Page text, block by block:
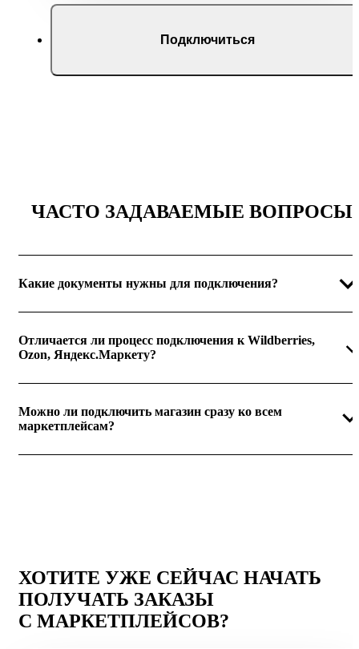
Подключиться
ЧАСТО ЗАДАВАЕМЫЕ ВОПРОСЫ
Какие документы нужны для подключения?
Отличается ли процесс подключения к Wildberries,
Ozon, Яндекс.Маркету?
Можно ли подключить магазин сразу ко всем
маркетплейсам?
ХОТИТЕ УЖЕ СЕЙЧАС НАЧАТЬ
ПОЛУЧАТЬ ЗАКАЗЫ
С МАРКЕТПЛЕЙСОВ?